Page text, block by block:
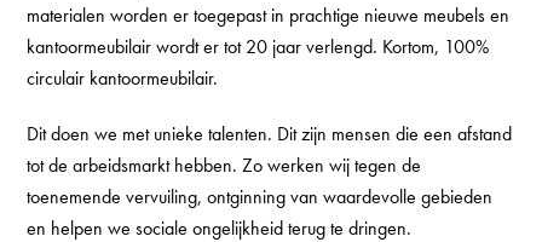
materialen worden er toegepast in prachtige nieuwe meubels en
kantoormeubilair wordt er tot 20 jaar verlengd. Kortom, 100%
circulair kantoormeubilair.
Dit doen we met unieke talenten. Dit zijn mensen die een afstand
tot de arbeidsmarkt hebben. Zo werken wij tegen de
toenemende vervuiling, ontginning van waardevolle gebieden
en helpen we sociale ongelijkheid terug te dringen.